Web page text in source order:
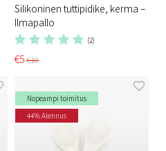
Silikoninen tuttipidike, kerma –
Ilmapallo
(2)
€5€10
Nopeampi toimitus
44% Alennus